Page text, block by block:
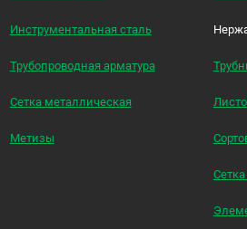
Инструментальная сталь
Трубопроводная арматура
Сетка металлическая
Метизы